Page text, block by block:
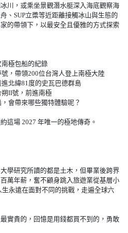
川，或乘坐景觀潛水艇深入海底觀察海
、SUP立槳等近距離接觸冰山與生態的
的帶領下，以最安全且優雅的方式探索
極包船的紀錄
，帶領200位台灣人登上南極大陸
北緯81度的史瓦巴德群島
II號，前進南極
會帶來哪些獨特體驗呢？
這場 2027 年唯一的極地傳奇。
學研究所讀的都是土木，但畢業後跨界
萬年薪，奮不顧身跳入旅遊業從基層小
永遠在面對不同的挑戰，走遍全球六
實貴的，回憶是用錢都買不到的，勇敢